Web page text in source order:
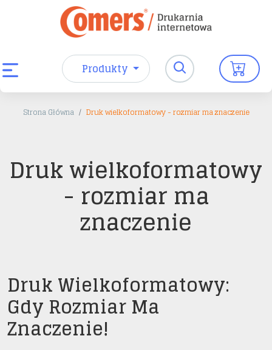
Produkty
Strona Główna Druk wielkoformatowy - rozmiar ma znaczenie
Druk wielkoformatowy
- rozmiar ma
znaczenie
Druk Wielkoformatowy:
Gdy Rozmiar Ma
Znaczenie!